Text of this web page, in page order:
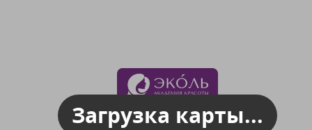
Загрузка карты...